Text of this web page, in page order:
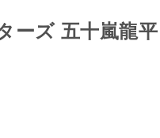
ーズ 五十嵐龍